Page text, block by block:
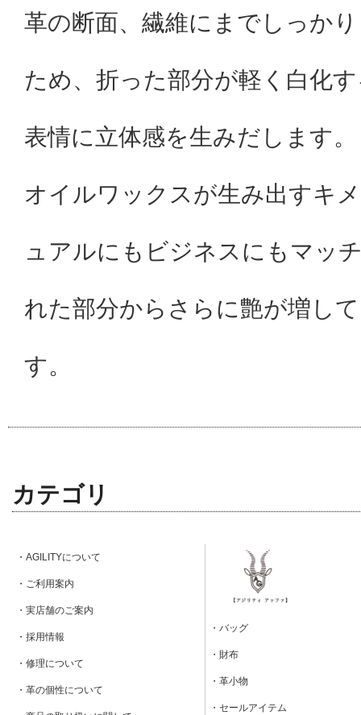
革の断面、繊維にまでしっか
ため、折った部分が軽く白化
表情に立体感を生みだします。
オイルワックスが生み出すキ
ュアルにもビジネスにもマッ
れた部分からさらに艶が増し
す。
カテゴリ
・AGILITYについて
・ご利用案内
・実店舗のご案内
・採用情報
・修理について
・革の個性について
・バッグ
・財布
・革小物
・セールアイテム